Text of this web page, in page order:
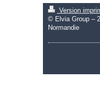
Version
© Elvia Group –
Normandie